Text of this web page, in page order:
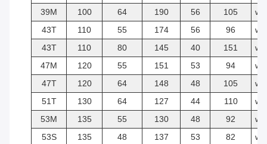
39M
100 64 190 56 105
w/y
43T
110 55 174 56 96
w/y
43T
110 80 145 40 151
w/y
47M
120 55 151 53 94
w/y
47T
120 64 148 48 105
w/y
51T
130 64 127 44 110
w/y
53M
135 55 130 48 92
w/y
53S
135 48 137 53 82
w/y